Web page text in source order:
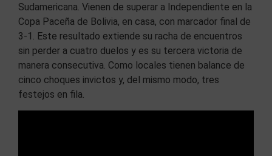
Sudamericana. Vienen de superar a Independiente en la
Copa Paceña de Bolivia, en casa, con marcador final de
3-1. Este resultado extiende su racha de encuentros
sin perder a cuatro duelos y es su tercera victoria de
manera consecutiva. Como locales tienen balance de
cinco choques invictos y, del mismo modo, tres
festejos en fila.